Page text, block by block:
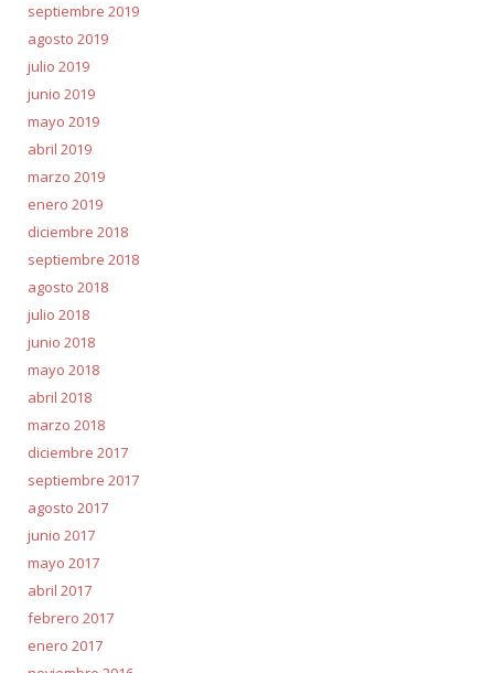
septiembre 2019
agosto 2019
julio 2019
junio 2019
mayo 2019
abril 2019
marzo 2019
enero 2019
diciembre 2018
septiembre 2018
agosto 2018
julio 2018
junio 2018
mayo 2018
abril 2018
marzo 2018
diciembre 2017
septiembre 2017
agosto 2017
junio 2017
mayo 2017
abril 2017
febrero 2017
enero 2017